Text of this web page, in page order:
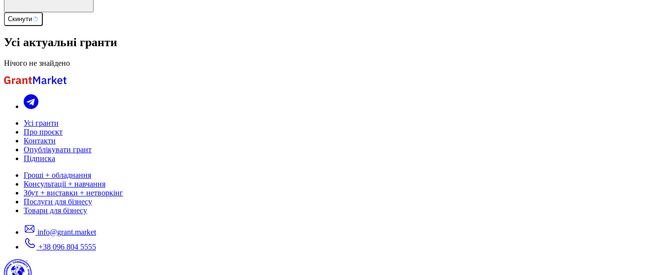
Скинути
Усі актуальні гранти
Нічого не знайдено
Усі гранти
Про проєкт
Контакти
Опублікувати грант
Підписка
Гроші + обладнання
Консультації + навчання
Збут + виставки + нетворкінг
Послуги для бізнесу
Товари для бізнесу
info@grant.market
+38 096 804 5555